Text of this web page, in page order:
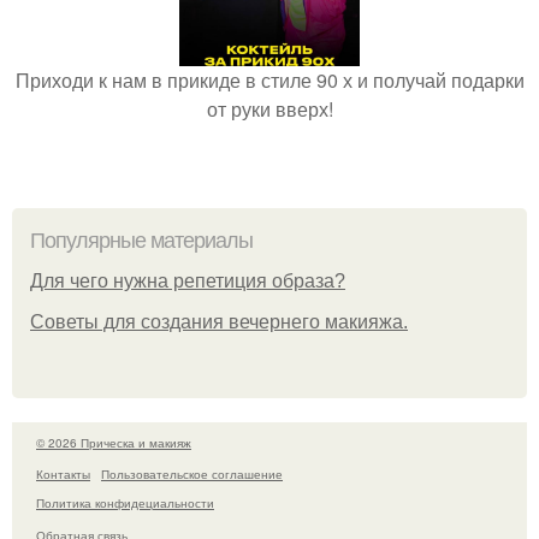
Приходи к нам в прикиде в стиле 90 х и получай подарки
от руки вверх!
Популярные материалы
Для чего нужна репетиция образа?
Советы для создания вечернего макияжа.
© 2026 Прическа и макияж
Контакты
Пользовательское соглашение
Политика конфидециальности
Обратная связь